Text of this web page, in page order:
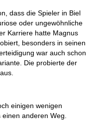
dass die Spieler in Biel
oder ungewöhnliche
Karriere hatte Magnus
besonders in seinen
war auch schon
Die probierte der
einigen wenigen
anderen Weg.